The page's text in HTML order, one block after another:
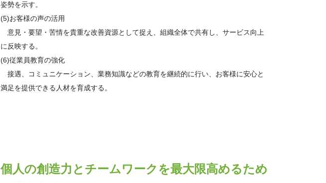
姿勢を示す。
(5)お客様の声の活用
意見・要望・苦情を貴重な改善資源として捉え、組織全体で共有し、サービス向上
に反映する。
(6)従業員教育の強化
接遇、コミュニケーション、業務知識などの教育を継続的に行い、お客様に安心と
満足を提供できる人材を育成する。
個人の創造力とチームワークを最大限高めるため